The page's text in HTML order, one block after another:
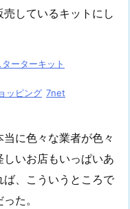
しているキットにし
ーターキット
ッピング 7net
に色々な業者が色々
いお店もいっぱいあ
、こういうところで
た。